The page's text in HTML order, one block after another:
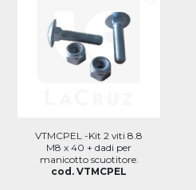
VTMCPEL -Kit 2 viti 8.8
M8 x 40 + dadi per
manicotto scuotitore.
cod. VTMCPEL